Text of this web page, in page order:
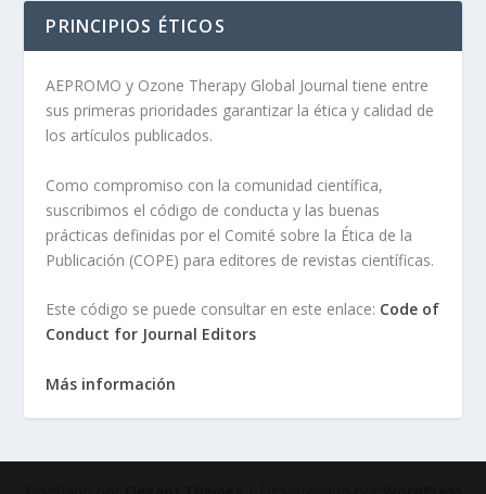
PRINCIPIOS ÉTICOS
AEPROMO y Ozone Therapy Global Journal tiene entre
sus primeras prioridades garantizar la ética y calidad de
los artículos publicados.
Como compromiso con la comunidad científica,
suscribimos el código de conducta y las buenas
prácticas definidas por el Comité sobre la Ética de la
Publicación (COPE) para editores de revistas científicas.
Este código se puede consultar en este enlace: Code of
Conduct for Journal Editors
Más información